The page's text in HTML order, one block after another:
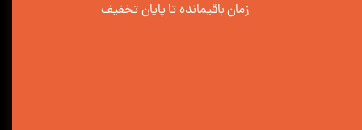
زمان باقیمانده تا پایان تخفیف